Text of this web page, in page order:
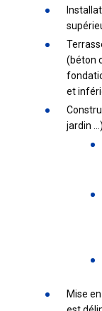
(béton
et
jardin
Mise